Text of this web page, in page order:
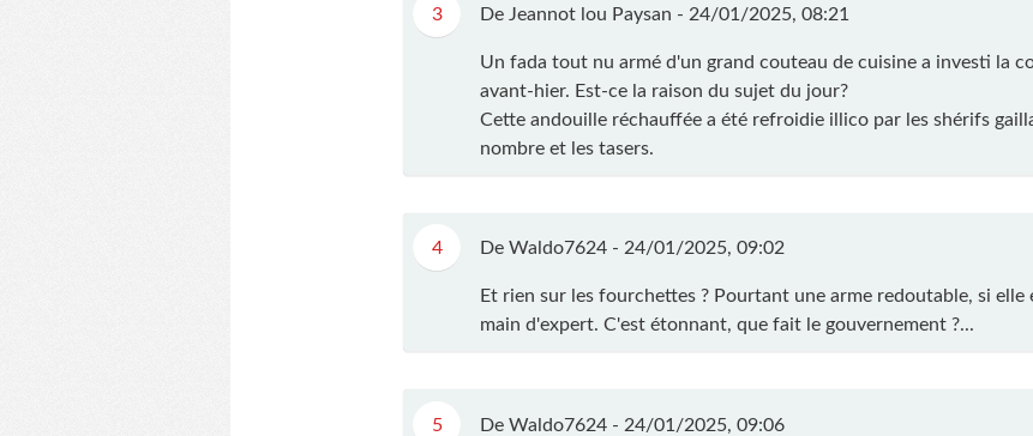
3 De Jeannot lou Paysan - 24/01/2025, 08:21
Un fada tout nu armé d'un grand couteau de cuisine a investi la
avant-hier. Est-ce la raison du sujet du jour?
Cette andouille réchauffée a été refroidie illico par les shérifs
nombre et les tasers.
4 De Waldo7624 - 24/01/2025, 09:02
Et rien sur les fourchettes ? Pourtant une arme redoutable, si elle
main d'expert. C'est étonnant, que fait le gouvernement ?...
5 De Waldo7624 - 24/01/2025, 09:06